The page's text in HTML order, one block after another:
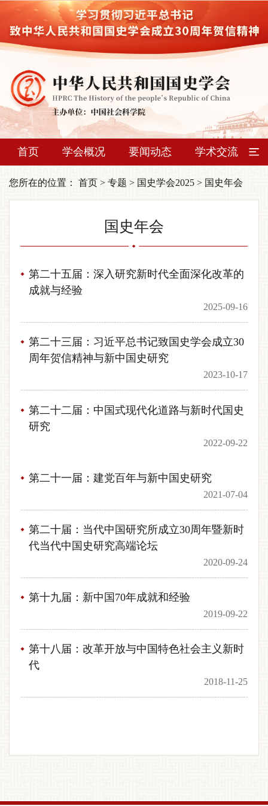
首页 学会概况 要闻动态 学术交流
您所在的位置： 首页> 专题 > 国史学会2025> 国史年会
国史年会
第二十五届：深入研究新时代全面深化改革的
成就与经验
2025-09-16
第二十三届：习近平总书记致国史学会成立30
周年贺信精神与新中国史研究
2023-10-17
第二十二届：中国式现代化道路与新时代国史
研究
2022-09-22
第二十一届：建党百年与新中国史研究
2021-07-04
第二十届：当代中国研究所成立30周年暨新时
代当代中国史研究高端论坛
2020-09-24
第十九届：新中国70年成就和经验
2019-09-22
第十八届：改革开放与中国特色社会主义新时
代
2018-11-25